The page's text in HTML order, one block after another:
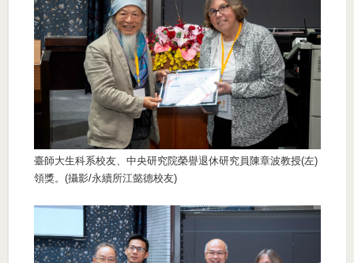
臺師大生科系校友、中央研究院榮譽退休研究員陳章波教授(左)
領獎。(攝影/永續所江懿德校友)